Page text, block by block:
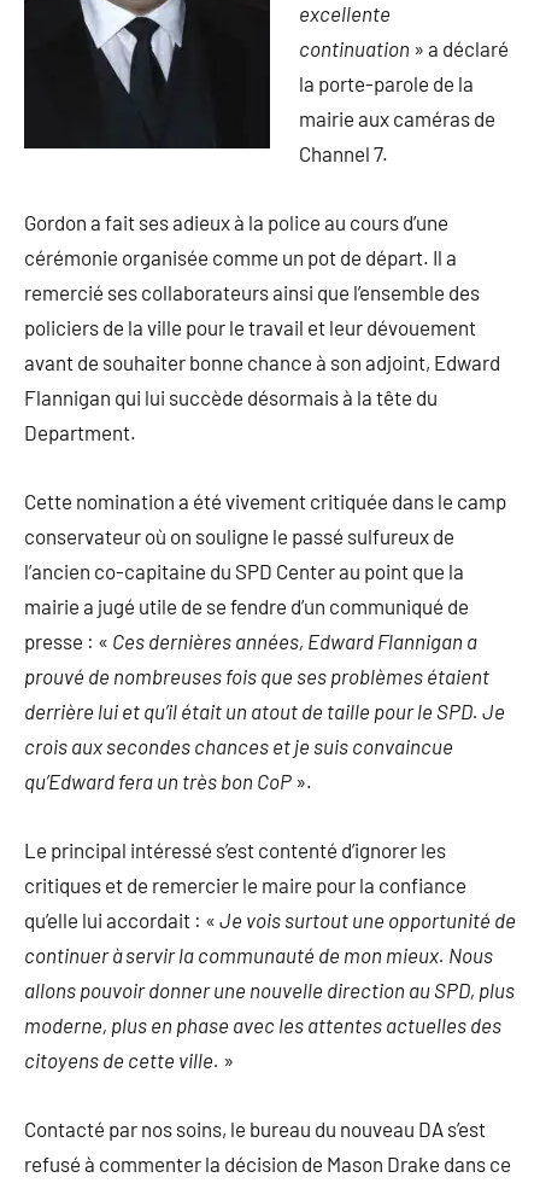
excellente
continuation » a déclaré
la porte-parole de la
mairie aux caméras de
Channel 7.
Gordon a fait ses adieux à la police au cours d’une
cérémonie organisée comme un pot de départ. Il a
remercié ses collaborateurs ainsi que l’ensemble des
policiers de la ville pour le travail et leur dévouement
avant de souhaiter bonne chance à son adjoint, Edward
Flannigan qui lui succède désormais à la tête du
Department.
Cette nomination a été vivement critiquée dans le camp
conservateur où on souligne le passé sulfureux de
l’ancien co-capitaine du SPD Center au point que la
mairie a jugé utile de se fendre d’un communiqué de
presse : « Ces dernières années, Edward Flannigan a
prouvé de nombreuses fois que ses problèmes étaient
derrière lui et qu’il était un atout de taille pour le SPD. Je
crois aux secondes chances et je suis convaincue
qu’Edward fera un très bon CoP ».
Le principal intéressé s’est contenté d’ignorer les
critiques et de remercier le maire pour la confiance
qu’elle lui accordait : « Je vois surtout une opportunité de
continuer à servir la communauté de mon mieux. Nous
allons pouvoir donner une nouvelle direction au SPD, plus
moderne, plus en phase avec les attentes actuelles des
citoyens de cette ville. »
Contacté par nos soins, le bureau du nouveau DA s’est
refusé à commenter la décision de Mason Drake dans ce